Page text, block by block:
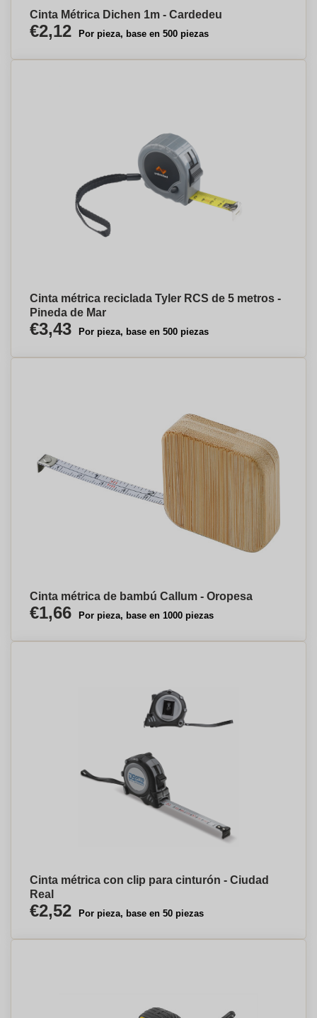
Cinta Métrica Dichen 1m - Cardedeu
€2,12 Por pieza, base en 500 piezas
Cinta métrica reciclada Tyler RCS de 5 metros -
Pineda de Mar
€3,43 Por pieza, base en 500 piezas
Cinta métrica de bambú Callum - Oropesa
€1,66 Por pieza, base en 1000 piezas
Cinta métrica con clip para cinturón - Ciudad
Real
€2,52 Por pieza, base en 50 piezas